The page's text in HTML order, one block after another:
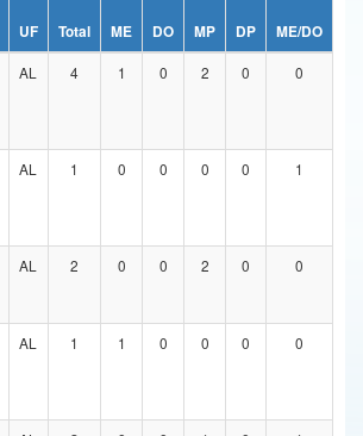
Inovações e Comunicações
Regional
e dos Direitos Humanos
UF Total ME DO MP DP ME/DO
AL 4 1 0 2 0 0
AL 1 0 0 0 0 1
AL 2 0 0 2 0 0
AL 1 1 0 0 0 0